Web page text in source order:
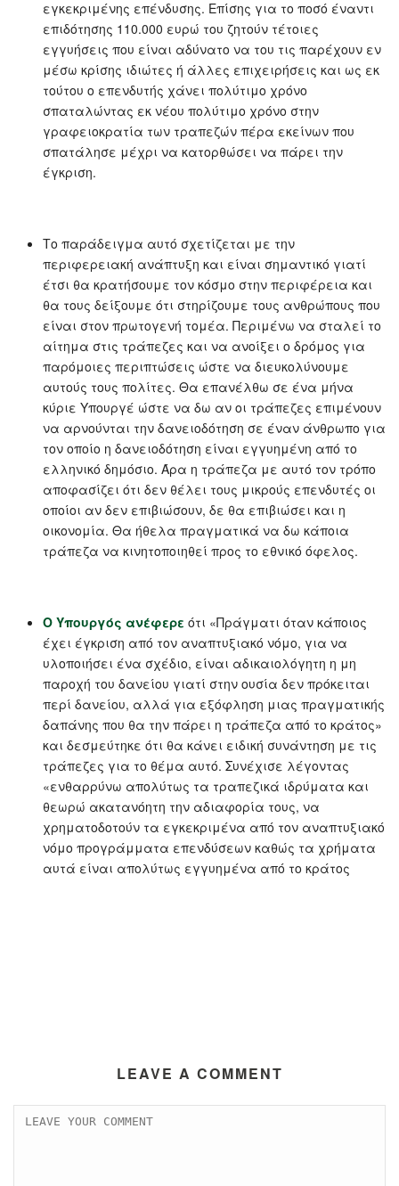
εγκεκριμένης επένδυσης. Επίσης για το ποσό έναντι
επιδότησης 110.000 ευρώ του ζητούν τέτοιες
εγγυήσεις που είναι αδύνατο να του τις παρέχουν εν
μέσω κρίσης ιδιώτες ή άλλες επιχειρήσεις και ως εκ
τούτου ο επενδυτής χάνει πολύτιμο χρόνο
σπαταλώντας εκ νέου πολύτιμο χρόνο στην
γραφειοκρατία των τραπεζών πέρα εκείνων που
σπατάλησε μέχρι να κατορθώσει να πάρει την
έγκριση.
Το παράδειγμα αυτό σχετίζεται με την
περιφερειακή ανάπτυξη και είναι σημαντικό γιατί
έτσι θα κρατήσουμε τον κόσμο στην περιφέρεια και
θα τους δείξουμε ότι στηρίζουμε τους ανθρώπους που
είναι στον πρωτογενή τομέα. Περιμένω να σταλεί το
αίτημα στις τράπεζες και να ανοίξει ο δρόμος για
παρόμοιες περιπτώσεις ώστε να διευκολύνουμε
αυτούς τους πολίτες. Θα επανέλθω σε ένα μήνα
κύριε Υπουργέ ώστε να δω αν οι τράπεζες επιμένουν
να αρνούνται την δανειοδότηση σε έναν άνθρωπο για
τον οποίο η δανειοδότηση είναι εγγυημένη από το
ελληνικό δημόσιο. Άρα η τράπεζα με αυτό τον τρόπο
αποφασίζει ότι δεν θέλει τους μικρούς επενδυτές οι
οποίοι αν δεν επιβιώσουν, δε θα επιβιώσει και η
οικονομία. Θα ήθελα πραγματικά να δω κάποια
τράπεζα να κινητοποιηθεί προς το εθνικό όφελος.
Ο Υπουργός ανέφερε ότι «Πράγματι όταν κάποιος
έχει έγκριση από τον αναπτυξιακό νόμο, για να
υλοποιήσει ένα σχέδιο, είναι αδικαιολόγητη η μη
παροχή του δανείου γιατί στην ουσία δεν πρόκειται
περί δανείου, αλλά για εξόφληση μιας πραγματικής
δαπάνης που θα την πάρει η τράπεζα από το κράτος»
και δεσμεύτηκε ότι θα κάνει ειδική συνάντηση με τις
τράπεζες για το θέμα αυτό. Συνέχισε λέγοντας
«ενθαρρύνω απολύτως τα τραπεζικά ιδρύματα και
θεωρώ ακατανόητη την αδιαφορία τους, να
χρηματοδοτούν τα εγκεκριμένα από τον αναπτυξιακό
νόμο προγράμματα επενδύσεων καθώς τα χρήματα
αυτά είναι απολύτως εγγυημένα από το κράτος
LEAVE A COMMENT